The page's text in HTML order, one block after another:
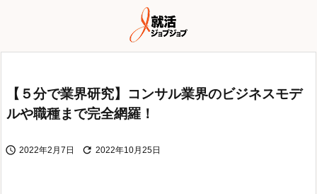
【５分で業界研究】コンサル業界のビジネスモデ
ルや職種まで完全網羅！
 2022年2月7日  2022年10月25日